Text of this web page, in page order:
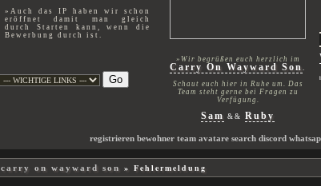
»Auch das IP haben wir schon
eröffnet damit man gleich
durch Starten kann, wenn die
Bewerbung durch ist.
»Wir begrüßen euch herzlich im
Carry On Wayward Son .
Schaut euch hier in Ruhe um. Das
Team steht gerne bei Fragen zu
Verfügung.
Sam && Ruby
crowley, naomi, inias, hester,
registrieren bewohner team avatare search discord
carry on wayward son » Fehlermeldung